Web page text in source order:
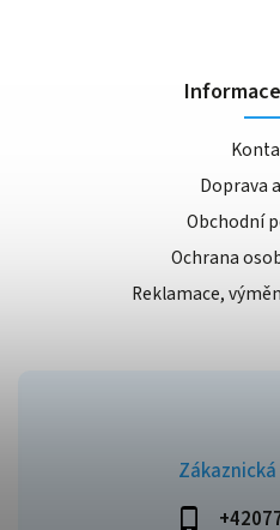
Doprava
Obchodní
Ochrana
Reklamace,